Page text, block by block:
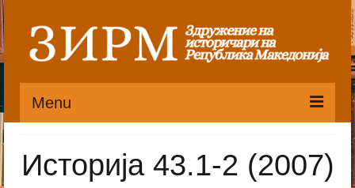
Menu
Органи
Историја 43.1-2 (2007)